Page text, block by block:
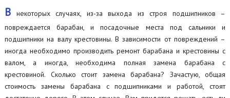
В некоторых случаях, из-за выхода из строя подшипников –
повреждается барабан, и посадочные места под сальники и
подшипники на валу крестовины. В зависимости от повреждений –
иногда необходимо производить ремонт барабана и крестовины с
валом, а иногда, необходима полная замена барабана с
крестовиной. Сколько стоит замена барабана? Зачастую, общая
стоимость замены барабана с подшипниками и работой, стоят